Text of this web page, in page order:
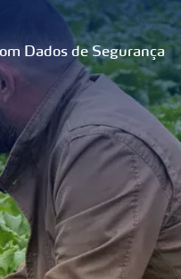
Dados de Segurança